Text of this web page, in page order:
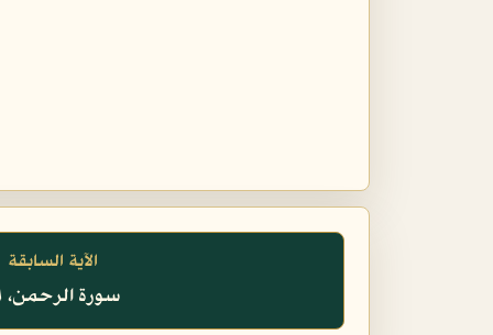
الآية السابقة
سورة الرحمن، ٧١